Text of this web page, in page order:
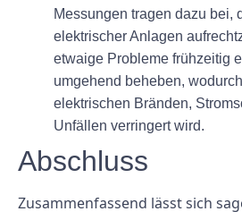
Messungen tragen dazu bei,
elektrischer Anlagen
etwaige Probleme frühzeitig
umgehend beheben,
elektrischen Bränden,
Unfällen verringert wird.
Abschluss
Zusammenfassend lässt sich